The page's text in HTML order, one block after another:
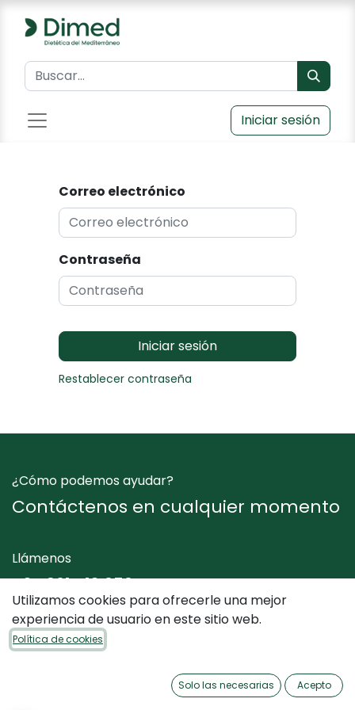
Iniciar sesión
Correo electrónico
Contraseña
Iniciar sesión
Restablecer contraseña
¿Cómo podemos ayudar?
Contáctenos en cualquier momento
Llámenos
+34 961 412 050
Envíenos un mensaje
Utilizamos cookies para ofrecerle una mejor
experiencia de usuario en este sitio web.
Política de cookies
Solo las necesarias Acepto